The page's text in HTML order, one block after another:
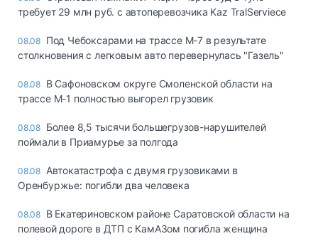
требует 29 млн руб. с автоперевозчика Kaz TralServiece
08.08 Под Чебоксарами на трассе М-7 в результате
столкновения с легковым авто перевернулась "Газель"
08.08 В Сафоновском округе Смоленской области на
трассе М-1 полностью выгорел грузовик
08.08 Более 8,5 тысячи большегрузов-нарушителей
поймали в Приамурье за полгода
08.08 Автокатастрофа с двумя грузовиками в
Оренбуржье: погибли два человека
08.08 В Екатериновском районе Саратовской области на
полевой дороге в ДТП с КамАЗом погибла женщина